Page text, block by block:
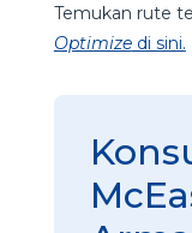
Temukan rute
Optimizedi sini.